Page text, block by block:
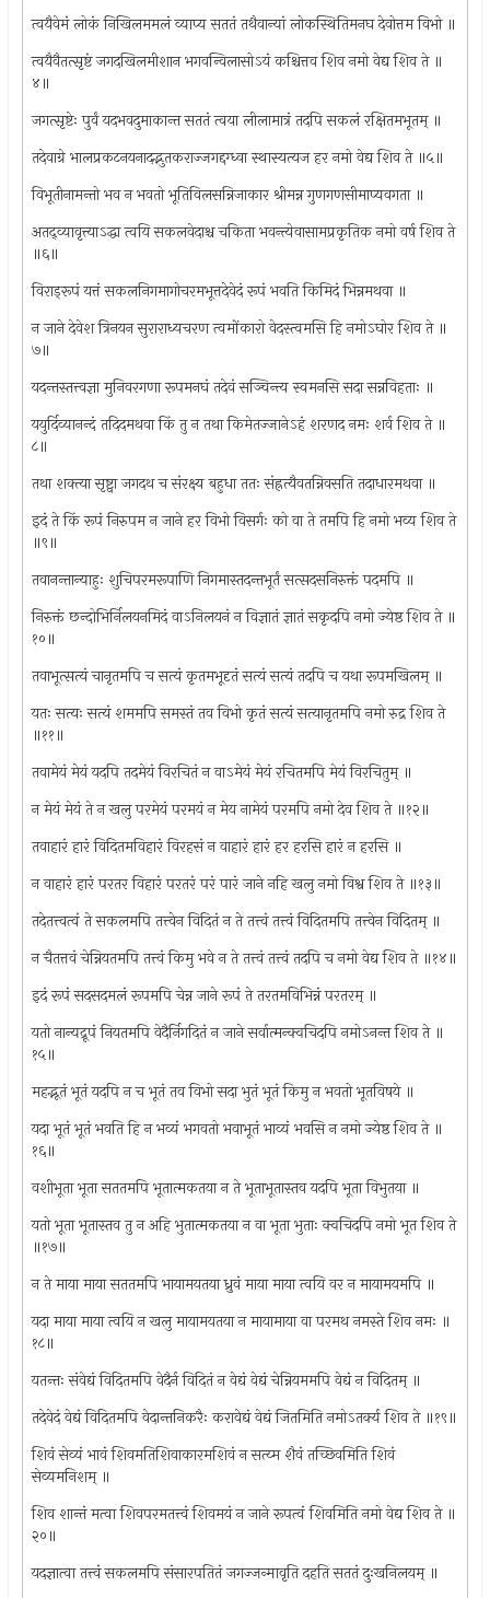
त्वयैवेमं लोकं निखिलममलं व्याप्य सततं तथैवान्यां लोकस्थितिमनघ देवोत्तम विभो ॥
त्वयैवैतत्सृष्टं जगदखिलमीशान भगवन्विलासोऽयं कश्चित्तव शिव नमो वेद्य शिव ते ॥
४॥
जगत्सृष्टेः पुर्वं यदभवदुमाकान्त सततं त्वया लीलामात्रं तदपि सकलं रक्षितमभूतम् ॥
तदेवाग्रे भालप्रकटनयनादद्भुतकराज्जगद्दग्ध्वा स्थास्यत्यज हर नमो वेद्य शिव ते ॥५॥
विभूतीनामन्तो भव न भवतो भूतिविलसन्निजाकार श्रीमन्न गुणगणसीमाप्यवगता ॥
अतद्व्यावृत्त्याऽद्धा त्वयि सकलवेदाश्च चकिता भवन्त्येवासामप्रकृतिक नमो वर्ष शिव ते
॥६॥
विराड्‌रूपं यत्तं सकलनिगमागोचरमभूत्तदेवेदं रूपं भवति किमिदं भिन्नमथवा ॥
न जाने देवेश त्रिनयन सुराराध्यचरण त्वमोंकारो वेदस्त्वमसि हि नमोऽघोर शिव ते ॥
७॥
यदन्तस्तत्त्वज्ञा मुनिवरगणा रूपमनघं तदेवं सञ्चिन्त्य स्वमनसि सदा सन्नविहताः ॥
ययुर्दिव्यानन्दं तदिदमथवा किं तु न तथा किमेतज्जानेऽहं शरणद नमः शर्व शिव ते ॥
८॥
तथा शक्त्या सृष्ट्वा जगदथ च संरक्ष्य बहुधा ततः संह्रत्यैवतन्निवसति तदाधारमथवा ॥
इदं ते किं रूपं निरुपम न जाने हर विभो विसर्गः को वा ते तमपि हि नमो भव्य शिव ते
॥९॥
तवानन्तान्याहुः शुचिपरमरूपाणि निगमास्तदन्तभूर्तं सत्सदसनिरुक्तं पदमपि ॥
निरुक्तं छन्दोभिर्निलयनमिदं वाऽनिलयनं न विज्ञातं ज्ञातं सकृदपि नमो ज्येष्ठ शिव ते ॥
१०॥
तवाभूत्सत्यं चानृतमपि च सत्यं कृतमभूदृतं सत्यं सत्यं तदपि च यथा रूपमखिलम् ॥
यतः सत्यः सत्यं शममपि समस्तं तव विभो कृतं सत्यं सत्यानृतमपि नमो रुद्र शिव ते
॥११॥
तवामेयं मेयं यदपि तदमेयं विरचितं न वाऽमेयं मेयं रचितमपि मेयं विरचितुम् ॥
न मेयं मेयं ते न खलु परमेयं परमयं न मेय नामेयं परमपि नमो देव शिव ते ॥१२॥
तवाहारं हारं विदितमविहारं विरहसं न वाहारं हारं हर हरसि हारं न हरसि ॥
न वाहारं हारं परतर विहारं परतरं परं पारं जाने नहि खलु नमो विश्व शिव ते ॥१३॥
तदेतत्त्वत्वं ते सकलमपि तत्त्वेन विदितं न ते तत्त्वं तत्त्वं विदितमपि तत्त्वेन विदितम् ॥
न चैतत्तवं चेन्नियतमपि तत्त्वं किमु भवे न ते तत्त्वं तत्त्वं तदपि च नमो वेद्य शिव ते ॥१४॥
इदं रूपं सदसदमलं रूपमपि चेन्न जाने रूपं ते तरतमविभिन्नं परतरम् ॥
यतो नान्यद्रूपं नियतमपि वेदैर्निगदितं न जाने सर्वात्मन्क्वचिदपि नमोऽनन्त शिव ते ॥
१५॥
महद्भूतं भूतं यदपि न च भूतं तव विभो सदा भुतं भूतं किमु न भवतो भूतविषये ॥
यदा भूतं भूतं भवति हि न भव्यं भगवतो भवाभूतं भाव्यं भवसि न नमो ज्येष्ठ शिव ते ॥
१६॥
वशीभूता भूता सततमपि भूतात्मकतया न ते भूताभूतास्तव यदपि भूता विभुतया ॥
यतो भूता भूतास्तव तु न अहि भुतात्मकतया न वा भूता भुताः क्वचिदपि नमो भूत शिव ते
॥१७॥
न ते माया माया सततमपि भायामयतया ध्रुवं माया माया त्वयि वर न मायामयमपि ॥
यदा माया माया त्वयि न खलु मायामयतया न मायामाया वा परमथ नमस्ते शिव नमः ॥
१८॥
यतन्तः संवेद्यं विदितमपि वेदैर्न विदितं न वेद्यं वेद्यं चेन्नियममपि वेद्यं न विदितम् ॥
तदेवेदं वेद्यं विदितमपि वेदान्तनिकरैः करावेद्यं वेद्यं जितमिति नमोऽतर्क्य शिव ते ॥१९॥
शिवं सेव्यं भावं शिवमतिशिवाकारमशिवं न सत्य्म शैवं तच्छिवमिति शिवं
सेव्यमनिशम् ॥
शिव शान्तं मत्वा शिवपरमतत्त्वं शिवमयं न जाने रूपत्वं शिवमिति नमो वेद्य शिव ते ॥
२०॥
यदज्ञात्वा तत्त्वं सकलमपि संसारपतितं जगज्जन्मावृति दहति सततं दुःखनिलयम् ॥